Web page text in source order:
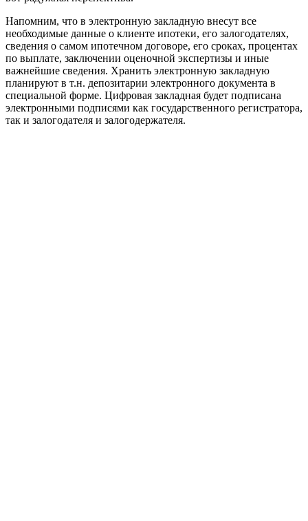
Напомним, что в электронную закладную внесут все
необходимые данные о клиенте ипотеки, его залогодателях,
сведения о самом ипотечном договоре, его сроках, процентах
по выплате, заключении оценочной экспертизы и иные
важнейшие сведения. Хранить электронную закладную
планируют в т.н. депозитарии электронного документа в
специальной форме. Цифровая закладная будет подписана
электронными подписями как государственного регистратора,
так и залогодателя и залогодержателя.